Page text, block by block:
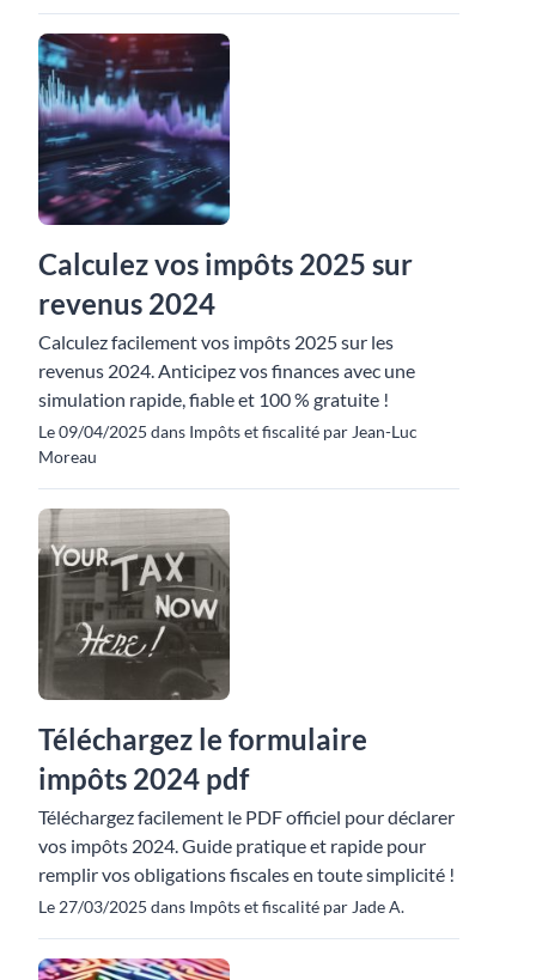
Calculez vos impôts 2025 sur
revenus 2024
Calculez facilement vos impôts 2025 sur les
revenus 2024. Anticipez vos finances avec une
simulation rapide, fiable et 100 % gratuite !
Le 09/04/2025 dans Impôts et fiscalité par Jean-Luc
Moreau
Téléchargez le formulaire
impôts 2024 pdf
Téléchargez facilement le PDF officiel pour déclarer
vos impôts 2024. Guide pratique et rapide pour
remplir vos obligations fiscales en toute simplicité !
Le 27/03/2025 dans Impôts et fiscalité par Jade A.